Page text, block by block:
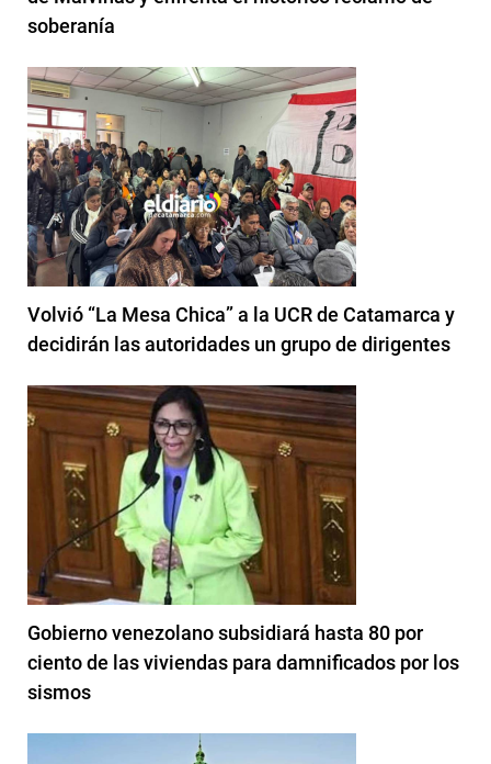
soberanía
Volvió “La Mesa Chica” a la UCR de Catamarca y
decidirán las autoridades un grupo de dirigentes
Gobierno venezolano subsidiará hasta 80 por
ciento de las viviendas para damnificados por los
sismos